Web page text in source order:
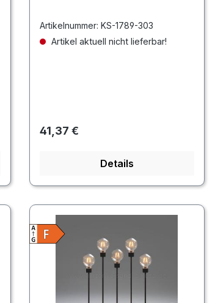
Artikelnummer: KS-1789-303
Artikel aktuell nicht lieferbar!
Regulärer Preis:
41,37 €
Details